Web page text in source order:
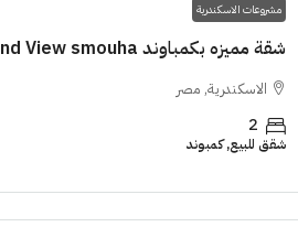
مشروعات الاسكندرية
شقة مميزه بكمباوند 129m Grand View smouha
الاسكندرية, مصر
2
شقق للبيع, كمبوند